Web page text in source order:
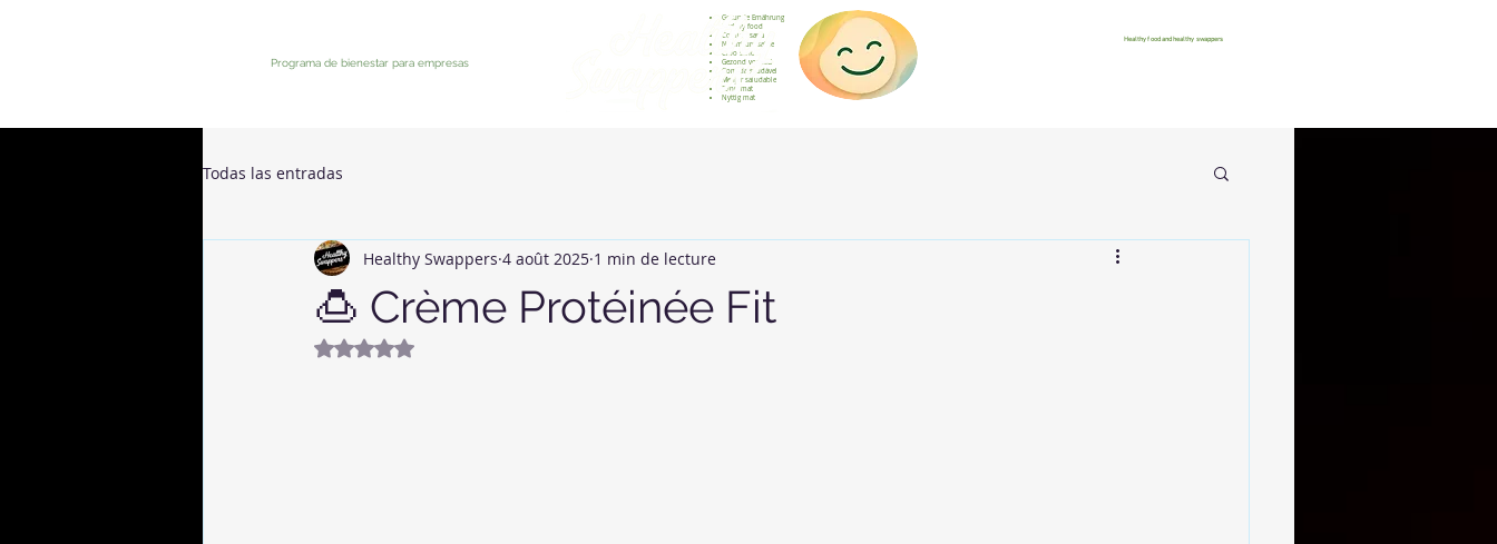
Programa de bienestar para empresas
Gesunde Ernährung
Healthy food
Comida sana
Nourriture saine
Cibo sano
Gezond voedsel
Comida saudável
Menjar saludable
Sunn mat
Nyttig mat
Healthy food and healthy swappers
Todas las entradas
🍮 Crème Protéinée Fit
Healthy Swappers 4 août 2025 1 min de lecture
Noté NaN étoiles sur 5.